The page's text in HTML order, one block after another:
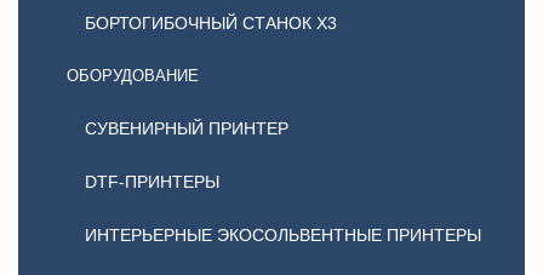
БОРТОГИБОЧНЫЙ СТАНОК X3
ОБОРУДОВАНИЕ
CУВЕНИРНЫЙ ПРИНТЕР
DTF-ПРИНТЕРЫ
ИНТЕРЬЕРНЫЕ ЭКОСОЛЬВЕНТНЫЕ ПРИНТЕРЫ